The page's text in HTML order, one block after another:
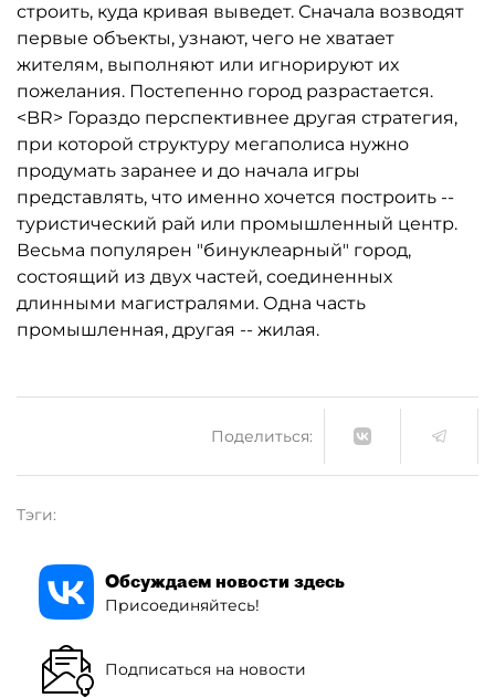
строить, куда кривая выведет. Сначала возводят
первые объекты, узнают, чего не хватает
жителям, выполняют или игнорируют их
пожелания. Постепенно город разрастается.
<BR> Гораздо перспективнее другая стратегия,
при которой структуру мегаполиса нужно
продумать заранее и до начала игры
представлять, что именно хочется построить --
туристический рай или промышленный центр.
Весьма популярен "бинуклеарный" город,
состоящий из двух частей, соединенных
длинными магистралями. Одна часть
промышленная, другая -- жилая.
Поделиться:
Тэги:
Обсуждаем новости здесь
Присоединяйтесь!
Подписаться на новости